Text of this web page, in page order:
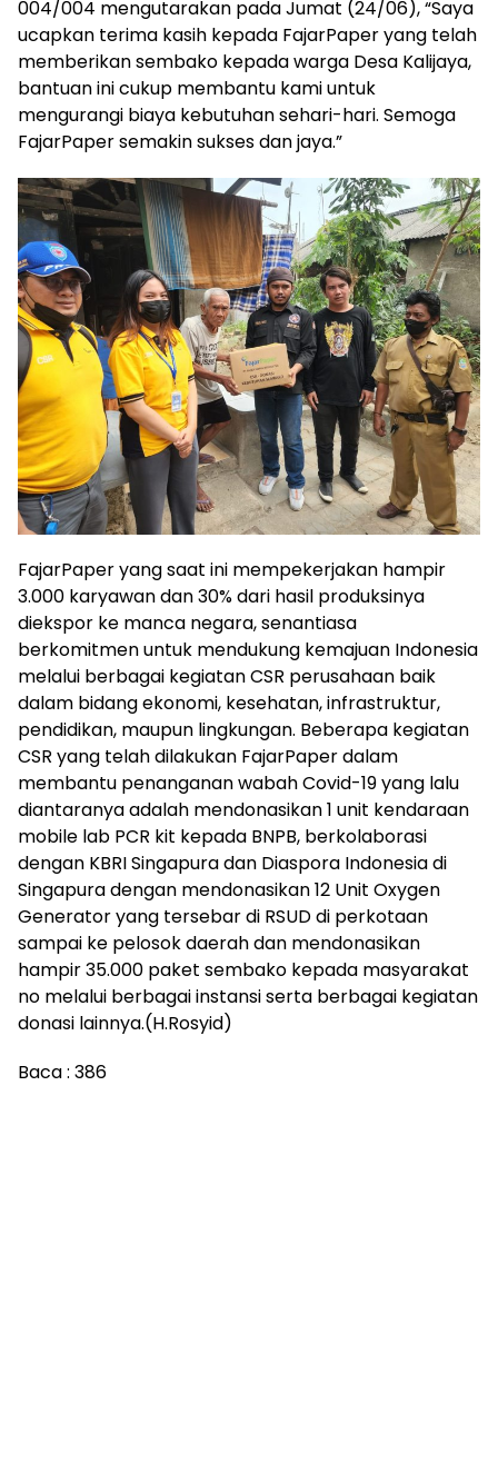
004/004 mengutarakan pada Jumat (24/06), “Saya
ucapkan terima kasih kepada FajarPaper yang telah
memberikan sembako kepada warga Desa Kalijaya,
bantuan ini cukup membantu kami untuk
mengurangi biaya kebutuhan sehari-hari. Semoga
FajarPaper semakin sukses dan jaya.”
FajarPaper yang saat ini mempekerjakan hampir
3.000 karyawan dan 30% dari hasil produksinya
diekspor ke manca negara, senantiasa
berkomitmen untuk mendukung kemajuan Indonesia
melalui berbagai kegiatan CSR perusahaan baik
dalam bidang ekonomi, kesehatan, infrastruktur,
pendidikan, maupun lingkungan. Beberapa kegiatan
CSR yang telah dilakukan FajarPaper dalam
membantu penanganan wabah Covid-19 yang lalu
diantaranya adalah mendonasikan 1 unit kendaraan
mobile lab PCR kit kepada BNPB, berkolaborasi
dengan KBRI Singapura dan Diaspora Indonesia di
Singapura dengan mendonasikan 12 Unit Oxygen
Generator yang tersebar di RSUD di perkotaan
sampai ke pelosok daerah dan mendonasikan
hampir 35.000 paket sembako kepada masyarakat
no melalui berbagai instansi serta berbagai kegiatan
donasi lainnya.(H.Rosyid)
Baca : 386